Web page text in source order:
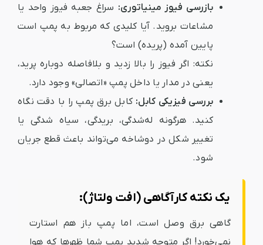
بازرسی فیوز مینیاتوری: سراغ جعبه فیوز واحد یا
مشاعات بروید. آیا کلیدی که مربوط به پمپ است
پایین آمده (پریده) است؟
نکته: اگر فیوز را بالا زدید و بلافاصله دوباره پرید،
یعنی در مدار یا داخل پمپ «اتصالی» وجود دارد.
بررسی فیزیکی کابل: کابل برق پمپ را با دقت نگاه
کنید. هرگونه له‌شدگی، بریدگی، سیاه شدگی یا
تغییر شکل در دوشاخه می‌تواند باعث قطع جریان
شود.
یک نکته کارآگاهی (افت ولتاژ):
گاهی برق وصل است، اما پمپ باز هم استارت
نمی‌خورد! اگر متوجه شدید پمپ شما ظهرها که هوا